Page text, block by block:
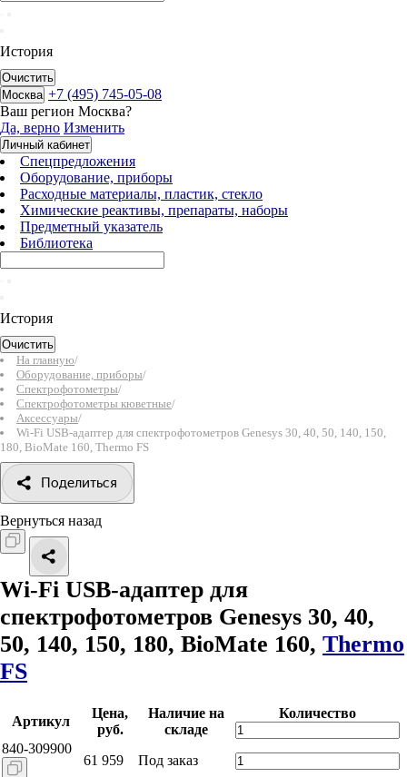
История
Очистить
Москва +7 (495) 745-05-08
Ваш регион Москва?
Да, верно Изменить
Личный кабинет
Спецпредложения
Оборудование, приборы
Расходные материалы, пластик, стекло
Химические реактивы, препараты, наборы
Предметный указатель
Библиотека
История
Очистить
На главную/
Оборудование, приборы/
Спектрофотометры/
Спектрофотометры кюветные/
Аксессуары/
Wi-Fi USB-адаптер для спектрофотометров Genesys 30, 40, 50, 140, 150,
180, BioMate 160, Thermo FS
Поделиться
Вернуться назад
Wi-Fi USB-адаптер для
спектрофотометров Genesys 30, 40,
50, 140, 150, 180, BioMate 160, Thermo
FS
Артикул
Цена,
руб.
Наличие на
складе
Количество
840-309900
61 959 Под заказ